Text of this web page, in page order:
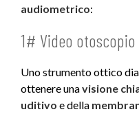
audiometrico:
1# Video otoscopio
Uno strumento ottico
ottenere unavisione
uditivo e della